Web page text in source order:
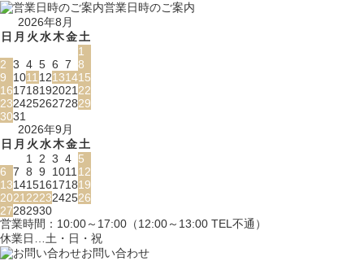
営業日時のご案内
2026年8月
日 月 火水木金土
1
2 3 4 5 6 7 8
9
101112131415
16171819202122
23242526272829
3031
2026年9月
日 月 火水木金土
1 2 3 4 5
6 7 8 9 101112
13141516171819
20212223242526
27282930
営業時間：10:00～17:00（12:00～13:00 TEL不通）
休業日…土・日・祝
お問い合わせ